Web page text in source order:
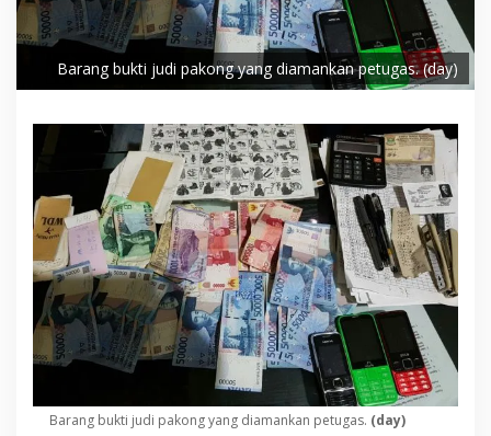
Barang bukti judi pakong yang diamankan petugas. (day)
Barang bukti judi pakong yang diamankan petugas. (day)